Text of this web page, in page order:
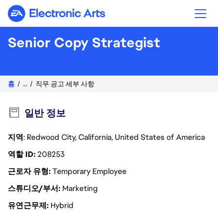
Electronic Arts
Senior Copy Strategist
홈 ... 직무 공고 세부 사항
일반 정보
지역: Redwood City, California, United States of America
역할 ID208253
근로자 유형Temporary Employee
스튜디오/부서 Marketing
유연근무제 Hybrid